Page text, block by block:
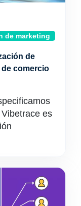
de marketing
de
comercio
es